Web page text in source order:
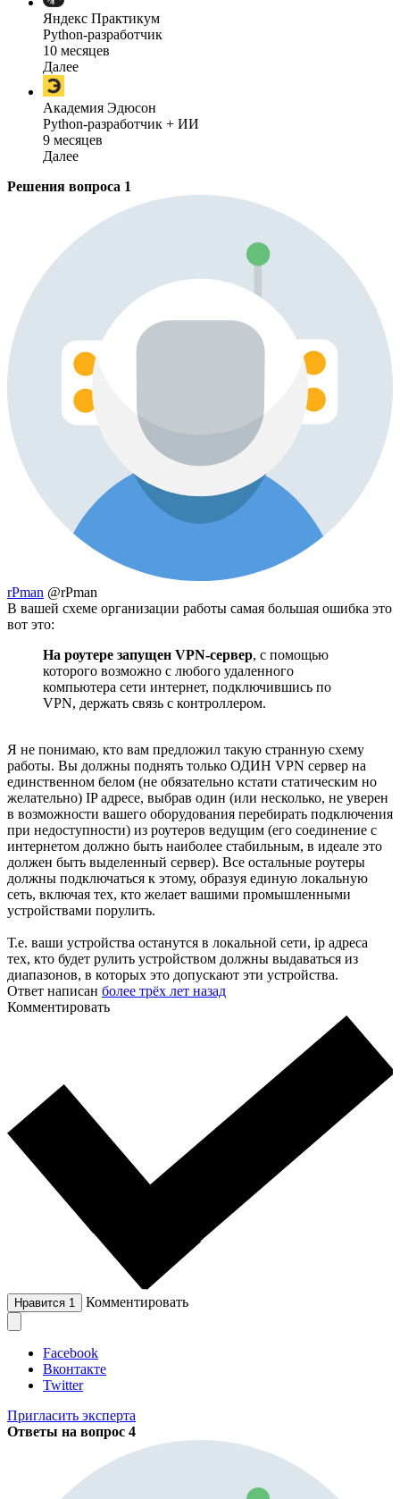
Яндекс Практикум
Python-разработчик
10 месяцев
Далее
Академия Эдюсон
Python-разработчик + ИИ
9 месяцев
Далее
Решения вопроса 1
rPman @rPman
В вашей схеме организации работы самая большая ошибка это
вот это:
На роутере запущен VPN-сервер, с помощью
которого возможно с любого удаленного
компьютера сети интернет, подключившись по
VPN, держать связь с контроллером.
Я не понимаю, кто вам предложил такую странную схему
работы. Вы должны поднять только ОДИН VPN сервер на
единственном белом (не обязательно кстати статическим но
желательно) IP адресе, выбрав один (или несколько, не уверен
в возможности вашего оборудования перебирать подключения
при недоступности) из роутеров ведущим (его соединение с
интернетом должно быть наиболее стабильным, в идеале это
должен быть выделенный сервер). Все остальные роутеры
должны подключаться к этому, образуя единую локальную
сеть, включая тех, кто желает вашими промышленными
устройствами порулить.
Т.е. ваши устройства останутся в локальной сети, ip адреса
тех, кто будет рулить устройством должны выдаваться из
диапазонов, в которых это допускают эти устройства.
Ответ написан более трёх лет назад
Комментировать
Нравится 1 Комментировать
Facebook
Вконтакте
Twitter
Пригласить эксперта
Ответы на вопрос 4